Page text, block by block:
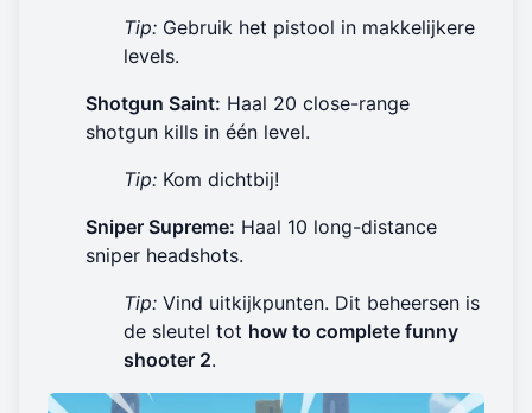
Tip: Gebruik het pistool in makkelijkere
levels.
Shotgun Saint: Haal 20 close-range
shotgun kills in één level.
Tip: Kom dichtbij!
Sniper Supreme: Haal 10 long-distance
sniper headshots.
Tip: Vind uitkijkpunten. Dit beheersen is
de sleutel tot how to complete funny
shooter 2.